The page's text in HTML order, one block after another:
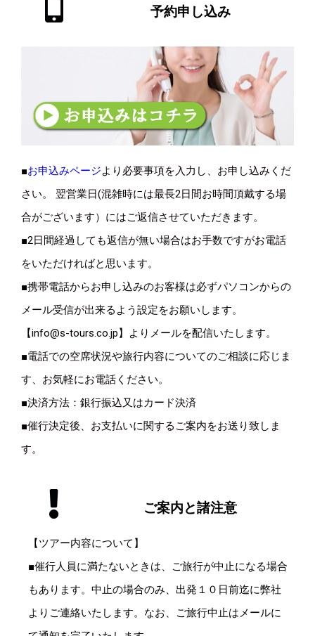
予約申し込み
■お申込みページより必要事項を入力し、お申し込みくだ
さい。 翌営業日(混雑時には最長2日間お時間頂戴する場
合がございます）にはご返信させていただきます。
■2日間経過しても返信が無い場合はお手数ですがお電話
をいただければと思います。
■携帯電話からお申し込みのお客様は必ずパソコンからの
メール受信が出来るよう設定をお願いします。
【info@s-tours.co.jp】よりメールを配信いたします。
■電話での空席状況や旅行内容についてのご相談に応じま
す、お気軽にお電話ください。
■決済方法：銀行振込又はカード決済
■催行決定後、お支払いに関するご案内をお送り致しま
す。
ご案内と諸注意
【ツアー内容について】
■催行人員に満たないときは、ご旅行が中止になる場合
もあります。中止の場合のみ、出発１０日前迄に弊社
よりご連絡いたします。なお、ご旅行中止はメールに